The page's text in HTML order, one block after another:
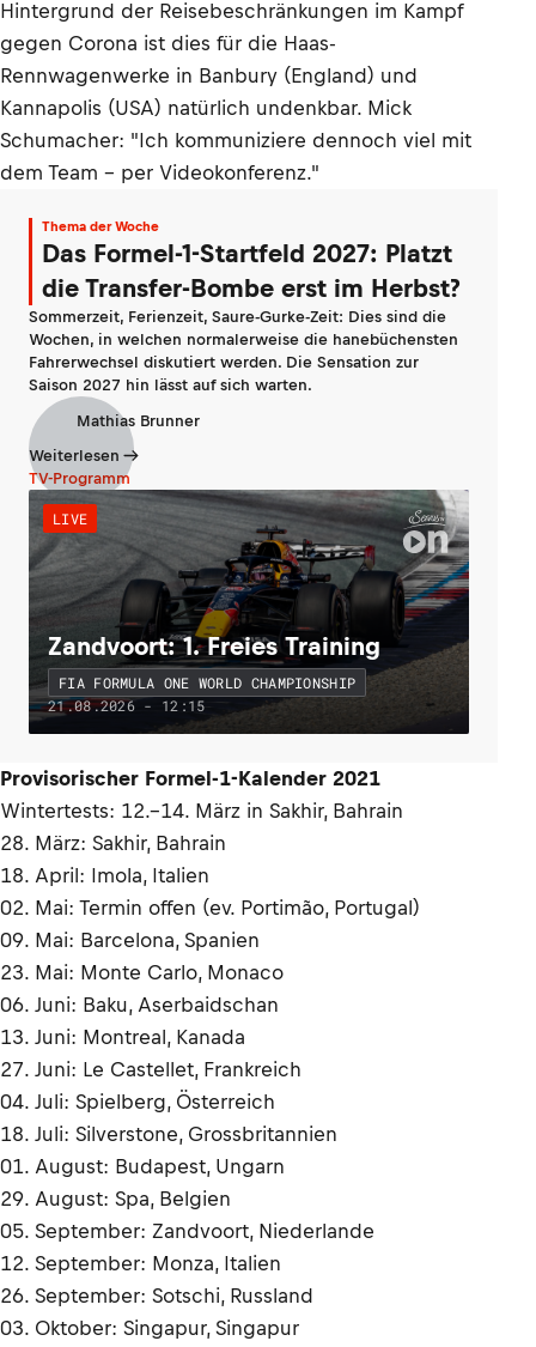
Hintergrund der Reisebeschränkungen im Kampf
gegen Corona ist dies für die Haas-
Rennwagenwerke in Banbury (England) und
Kannapolis (USA) natürlich undenkbar. Mick
Schumacher: "Ich kommuniziere dennoch viel mit
dem Team – per Videokonferenz."
Thema der Woche
Das Formel-1-Startfeld 2027: Platzt
die Transfer-Bombe erst im Herbst?
Sommerzeit, Ferienzeit, Saure-Gurke-Zeit: Dies sind die
Wochen, in welchen normalerweise die hanebüchensten
Fahrerwechsel diskutiert werden. Die Sensation zur
Saison 2027 hin lässt auf sich warten.
Mathias Brunner
Weiterlesen
TV-Programm
LIVE
Zandvoort: 1. Freies Training
FIA FORMULA ONE WORLD CHAMPIONSHIP
21.08.2026 - 12:15
Provisorischer Formel-1-Kalender 2021
Wintertests: 12.–14. März in Sakhir, Bahrain
28. März: Sakhir, Bahrain
18. April: Imola, Italien
02. Mai: Termin offen (ev. Portimão, Portugal)
09. Mai: Barcelona, Spanien
23. Mai: Monte Carlo, Monaco
06. Juni: Baku, Aserbaidschan
13. Juni: Montreal, Kanada
27. Juni: Le Castellet, Frankreich
04. Juli: Spielberg, Österreich
18. Juli: Silverstone, Grossbritannien
01. August: Budapest, Ungarn
29. August: Spa, Belgien
05. September: Zandvoort, Niederlande
12. September: Monza, Italien
26. September: Sotschi, Russland
03. Oktober: Singapur, Singapur